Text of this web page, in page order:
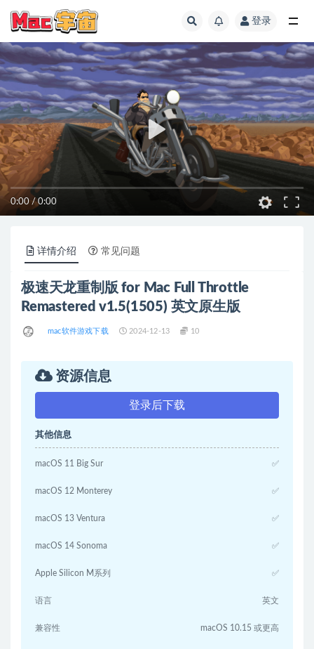
登录
0:00 /0:00
详情介绍 常见问题
极速天龙重制版 for Mac Full Throttle
Remastered v1.5(1505) 英文原生版
mac软件游戏下载 2024-12-13 10
资源信息
登录后下载
其他信息
macOS 11 Big Sur ✅
macOS 12 Monterey ✅
macOS 13 Ventura ✅
macOS 14 Sonoma ✅
Apple Silicon M系列 ✅
语言 英文
兼容性 macOS 10.15 或更高